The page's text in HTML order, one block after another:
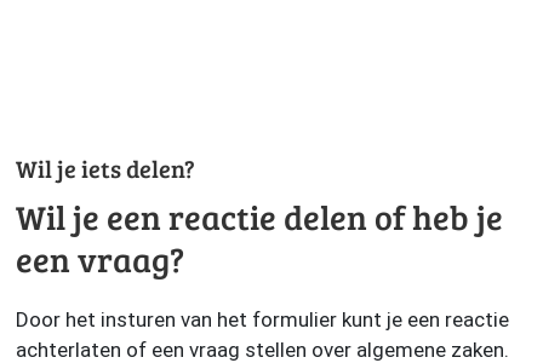
Wil je iets delen?
Wil je een reactie delen of heb je
een vraag?
Door het insturen van het formulier kunt je een reactie
achterlaten of een vraag stellen over algemene zaken.